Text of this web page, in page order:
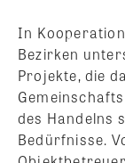
In
Bezirken
Projekte, die
des Handelns
Bedürfnisse.